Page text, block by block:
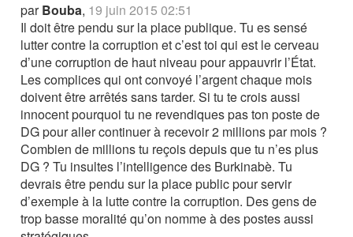
parBouba, 19 juin 2015 02:51
Il doit être pendu sur la place publique. Tu es sensé
lutter contre la corruption et c’est toi qui est le cerveau
d’une corruption de haut niveau pour appauvrir l’État.
Les complices qui ont convoyé l’argent chaque mois
doivent être arrêtés sans tarder. Si tu te crois aussi
innocent pourquoi tu ne revendiques pas ton poste de
DG pour aller continuer à recevoir 2 millions par mois ?
Combien de millions tu reçois depuis que tu n’es plus
DG ? Tu insultes l’intelligence des Burkinabè. Tu
devrais être pendu sur la place public pour servir
d’exemple à la lutte contre la corruption. Des gens de
trop basse moralité qu’on nomme à des postes aussi